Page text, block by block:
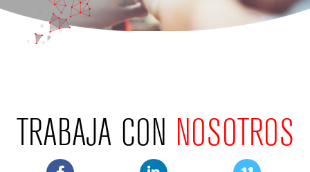
TRABAJA CON NOSOTROS